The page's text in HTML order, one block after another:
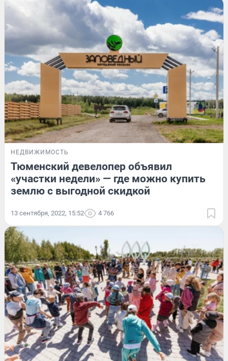
НЕДВИЖИМОСТЬ
Тюменский девелопер объявил
«участки недели» — где можно купить
землю с выгодной скидкой
13 сентября, 2022, 15:52 4 766